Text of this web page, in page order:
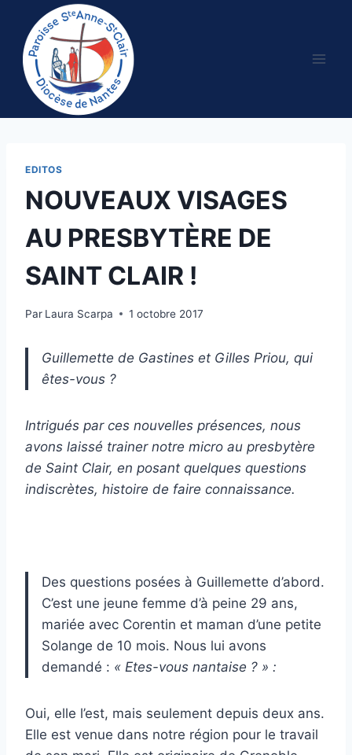
contenu
EDITOS
NOUVEAUX VISAGES
AU PRESBYTÈRE DE
SAINT CLAIR !
Par Laura Scarpa 1 octobre 2017
Guillemette de Gastines et Gilles Priou, qui
êtes-vous ?
Intrigués par ces nouvelles présences, nous
avons laissé trainer notre micro au presbytère
de Saint Clair, en posant quelques questions
indiscrètes, histoire de faire connaissance.
Des questions posées à Guillemette d’abord.
C’est une jeune femme d’à peine 29 ans,
mariée avec Corentin et maman d’une petite
Solange de 10 mois. Nous lui avons
demandé : « Etes-vous nantaise ? » :
Oui, elle l’est, mais seulement depuis deux ans.
Elle est venue dans notre région pour le travail